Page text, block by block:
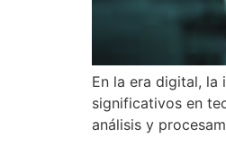
En la era digital, la
significativos en
análisis y